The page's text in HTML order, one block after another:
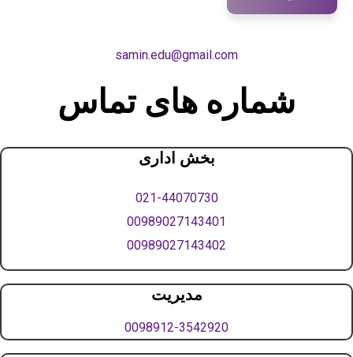
samin.edu@gmail.com
های تماس
بخش اداری
021-44070730
00989027143401
00989027143402
0098912-3542920